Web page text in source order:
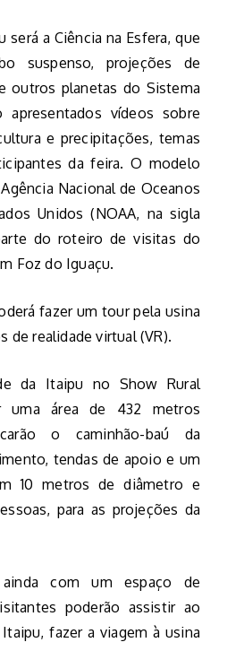
será a Ciência na Esfera, que
suspenso, projeções de
outros planetas do Sistema
apresentados vídeos sobre
e precipitações, temas
da feira. O modelo
Nacional de Oceanos
Unidos (NOAA, na sigla
do roteiro de visitas do
Foz do Iguaçu.
fazer um tour pela usina
de realidade virtual (VR).
da Itaipu no Show Rural
uma área de 432 metros
o caminhão-baú da
tendas de apoio e um
10 metros de diâmetro e
para as projeções da
com um espaço de
poderão assistir ao
fazer a viagem à usina